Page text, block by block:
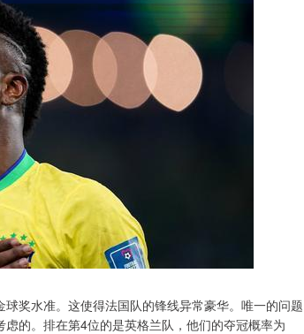
奖水准。这使得法国队的锋线异常豪华。唯一的问题
的。排在第4位的是英格兰队，他们的夺冠概率为